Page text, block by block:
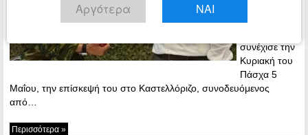
συνέχισε την
Κυριακή του
Πάσχα 5
Μαΐου, την επίσκεψή του στο Καστελλόριζο, συνοδευόμενος
από…
Περισσότερα »
Αργότερα ΝΑΙ